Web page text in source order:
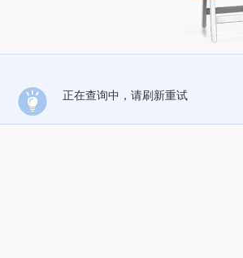
正在查询中，请刷新重试